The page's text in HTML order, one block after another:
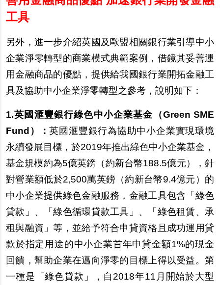
工具
另外，進一步介紹英國及歐盟相關銀行業引導中小
企業淨零轉型的商業模式典範案例，借鏡其妥善運
用金融商品的優點，提供給我國銀行業開拓金融工
具及協助中小企業淨零轉型之參考，說明如下：
1.英國滙豐銀行綠色中小企業基金（Green SME
Fund）：英國滙豐銀行為協助中小企業實現環境
永續發展目標，於2019年推出綠色中小企業基金，
基金規模約為5億英鎊（約新台幣188.5億元），針
對營業額低於2,500萬英鎊（約新台幣9.4億元）的
中小企業提供綠色金融服務，金融工具包含「綠色
貸款」、「綠色循環貸款工具」、「綠色租賃、承
租與融資」等，並給予符合申貸資格且成功運用貸
款於指定用途的中小企業首年申貸金額1%的現金
回饋，幫助企業在邁向淨零的目標上得以受益。第
一種是「綠色貸款」，自2018年11月開始於大型